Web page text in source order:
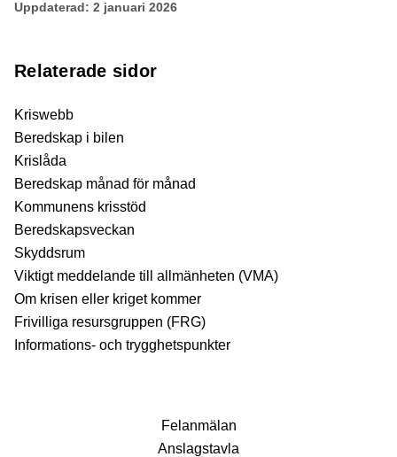
Uppdaterad: 2 januari 2026
Relaterade sidor
Kriswebb
Beredskap i bilen
Krislåda
Beredskap månad för månad
Kommunens krisstöd
Beredskapsveckan
Skyddsrum
Viktigt meddelande till allmänheten (VMA)
Om krisen eller kriget kommer
Frivilliga resursgruppen (FRG)
Informations- och trygghetspunkter
Fel­anmälan
Anslags­tavla